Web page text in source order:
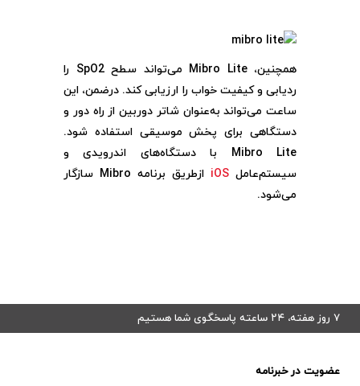
همچنین، Mibro Lite می‌تواند سطح
SpO2 را
ردیابی و کیفیت خواب را ارزیابی کند. درضمن، این
ساعت می‌تواند به‌عنوان شاتر دوربین از راه دور و
دستگاهی برای پخش موسیقی استفاده شود.
Mibro Lite با دستگاه‌های اندرویدی و
سیستم‌عامل iOS ازطریق برنامه
Mibro سازگار
می‌شود.
۷ روز هفته، ۲۴ ساعته پاسخگوی شما هستیم
عضویت در خبرنامه